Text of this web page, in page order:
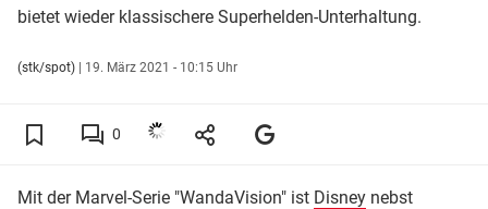
bietet wieder klassischere Superhelden-Unterhaltung.
(stk/spot) | 19. März 2021 - 10:15 Uhr
0
Mit der Marvel-Serie "WandaVision" ist Disney nebst